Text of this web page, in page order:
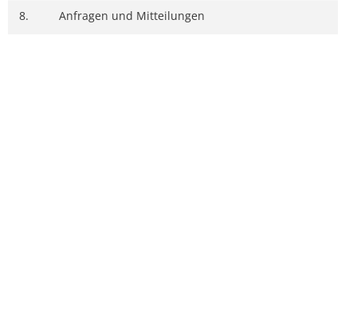
8. Anfragen und Mitteilungen